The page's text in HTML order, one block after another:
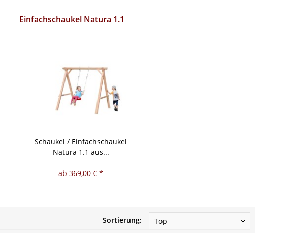
Einfachschaukel Natura 1.1
Schaukel / Einfachschaukel
Natura 1.1 aus...
ab 369,00 € *
Sortierung: